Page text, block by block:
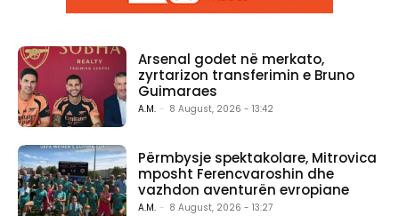
Arsenal godet në merkato,
zyrtarizon transferimin e Bruno
Guimaraes
A.M. - 8 August, 2026 - 13:42
Përmbysje spektakolare, Mitrovica
mposht Ferencvaroshin dhe
vazhdon aventurën evropiane
A.M. - 8 August, 2026 - 13:27